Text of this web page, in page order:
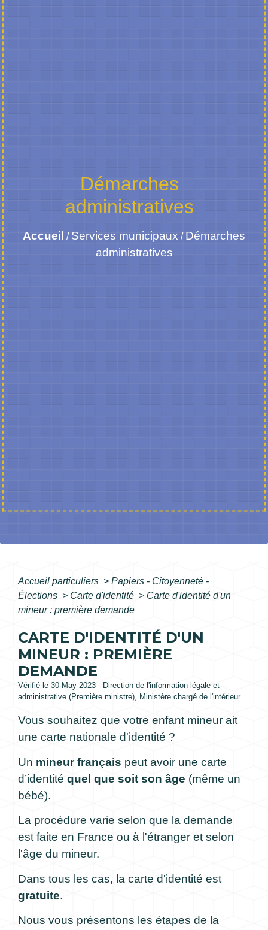
Démarches
administratives
Accueil / Services municipaux / Démarches
administratives
Accueil particuliers > Papiers - Citoyenneté -
Élections > Carte d'identité > Carte d'identité d'un
mineur : première demande
CARTE D'IDENTITÉ D'UN
MINEUR : PREMIÈRE
DEMANDE
Vérifié le 30 May 2023 - Direction de l'information légale et
administrative (Première ministre), Ministère chargé de l'intérieur
Vous souhaitez que votre enfant mineur ait
une carte nationale d'identité ?
Un mineur français peut avoir une carte
d’identité quel que soit son âge (même un
bébé).
La procédure varie selon que la demande
est faite en France ou à l'étranger et selon
l'âge du mineur.
Dans tous les cas, la carte d'identité est
gratuite.
Nous vous présentons les étapes de la